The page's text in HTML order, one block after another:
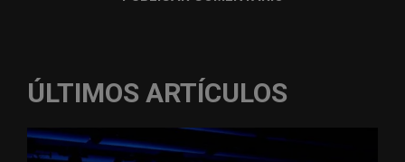
ÚLTIMOS ARTÍCULOS